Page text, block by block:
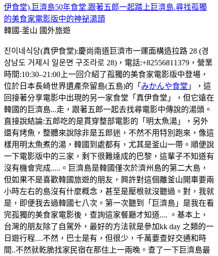
伊食堂).巨濟島50年食堂.跟著五郎一起踏上巨濟島.尋找孤獨
的美食家電影版中的神祕湯頭
韓國-釜山 國外旅遊
진이네식당(真伊食堂):慶尚南道巨濟市一運面構造拉路 28 (경
상남도 거제시 일운면 구조라로 28)，電話:+82556811379，營業
時間:10:30–21:00上一回介紹了孤獨的美食家電影版中登場，
位於日本長崎世界遺產奈留島(五島)的「 みかんや食堂 」，這
回接著分享電影中出現的另一家食堂「真伊食堂」，但它遠在
韓國的巨濟島...走，跟著五郎一起去找尋電影中傳說的湯頭。
直接說結論:五郎吃的是貫穿整部電影的「明太魚湯」，另外
還有烤魚，整體來說除非是五郎迷，不然不用特別跑來，像這
樣用明太魚煮的湯，韓國到處都有，尤其是釜山一帶。順便說
一下電影版中的三家，剩下很難達成的巴黎，這輩子不知道有
沒有機會完成.....。巨濟島是韓國僅次於濟州島的第二大島，
但如果不是喜歡韓國旅遊的朋友，興許對這個離釜山開車要兩
小時左右的島沒有什麼概念，甚至是壓根就沒聽過。對，我就
是，即便我去過韓國七八次。第一次聽到「巨濟島」是我在看
完孤獨的美食家電影後，查詢這家餐廳才知道.... 。基本上，
台灣的朋友除了自駕外，最好的方法就是參加kk day 之類的一
日遊行程....不然，巴士是有，但很少，千萬要查好交通和時
間..不然就乾脆找家民宿在那住上一兩晚。查了一下巨濟島最